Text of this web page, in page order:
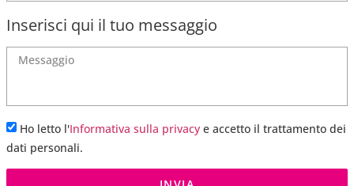
Inserisci qui il tuo messaggio
Ho letto l'Informativa sulla privacy e accetto il trattamento dei
dati personali.